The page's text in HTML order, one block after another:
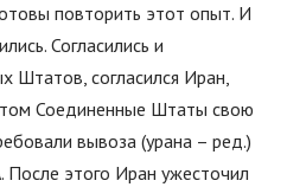
повторить этот опыт. И
Согласились и
Штатов, согласился Иран,
Соединенные Штаты свою
вывоза (урана – ред.)
этого Иран ужесточил